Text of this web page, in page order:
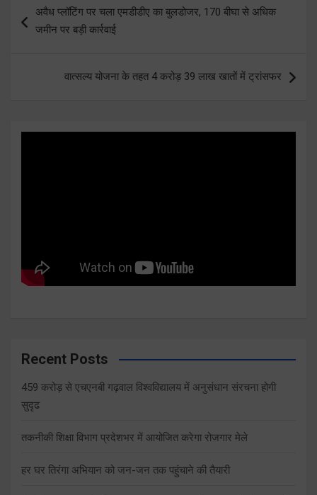
navigation
अवैध प्लॉटिंग पर चला एमडीडीए का बुलडोजर, 170 बीघा से अधिक
जमीन पर बड़ी कार्रवाई
वात्सल्य योजना के तहत 4 करोड़ 39 लाख खातों में ट्रांसफर
Recent Posts
459 करोड़ से एचएनबी गढ़वाल विश्वविद्यालय में अनुसंधान संरचना होगी
सुदृढ
तकनीकी शिक्षा विभाग प्रदेशभर में आयोजित करेगा रोजगार मेले
हर घर तिरंगा अभियान को जन-जन तक पहुंचाने की तैयारी